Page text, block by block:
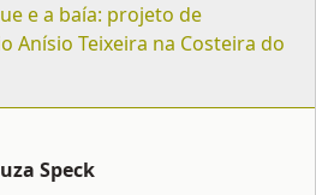
e a baía: projeto de
Anísio Teixeira na Costeira do
Speck